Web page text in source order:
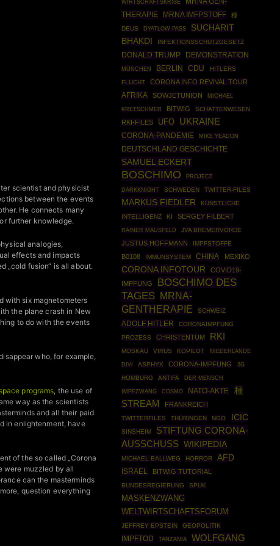
scientist and physicist
between the events
He connects many
further knowledge.
analogies,
effects and impacts
„cold fusion“ is all about.
with six magnetometers
the plane crash in New
to do with the events
who, for example,
programs , the use of
way as the scientists
and all their paid
in enlightenment, have
of the so called „Corona
were muzzled by all
can the masterminds
question everything
WIRTSCHAFTSKRISE
THERAPIE
MRNA IMFPSTOFF
種
DEUS
DYATLOW PASS
SUCHARIT
BHAKDI
INFEKTIONSSCHUTZGESETZ
DONALD TRUMP DEMONSTRATION
MÜNCHEN BERLIN CDU
HITLERS
FLUCHT
CORONA INFO REVIVAL TOUR
AFRIKA SOWJETUNION MICHAEL
KRETSCHMER BITWIG SCHATTENWESEN
RKI-FILES UFO UKRAINE
CORONA-PANDEMIE MIKE YEADON
DEUTSCHLAND GESCHICHTE
SAMUEL ECKERT
BOSCHIMO
PROJECT
DARKKNIGHT
SCHWEDEN TWITTER-FILES
MARKUS FIEDLER
KÜNSTLICHE
INTELLIGENZ
KI SERGEY FILBERT
RAINER MAUSFELD JVA BREMERVÖRDE
JUSTUS HOFFMANN IMPFSTOFFE
B0108 IMMUNSYSTEM CHINA MEXIKO
CORONA INFOTOUR
COVID19-
IMPFUNG
BOSCHIMO DES
TAGES
MRNA-
GENTHERAPIE
SCHWEIZ
ADOLF HITLER
CORONAIMPFUNG
PROZESS
CHRISTENTUM RKI
MOSKAU VIRUS KOPILOT NIEDERLANDE
DIVI ASPHYX CORONA-IMPFUNG 3G
HOMBURG ANTIFA DER MENSCH
IMPFZWANG COSMO NATO-AKTE
種
STREAM
FRANKREICH
TWITTERFILES THÜRINGEN NGO ICIC
SINSHEIM
STIFTUNG CORONA-
AUSSCHUSS
WIKIPEDIA
MICHAEL BALLWEG HORROR AFD
ISRAEL BITWIG TUTORIAL
BUNDESREGIERUNG SPUK
MASKENZWANG
WELTWIRTSCHAFTSFORUM
JEFFREY EPSTEIN GEOPOLITIK
IMPFTOD TANZANIA
WOLFGANG